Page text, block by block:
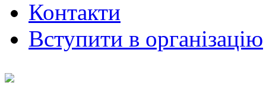
Контакти
Вступити в організацію